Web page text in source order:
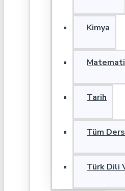
Kimya
Tarih
Tüm
Türk Dili